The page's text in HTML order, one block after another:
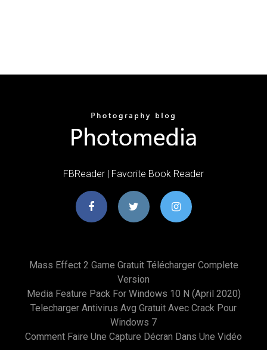
FBReader | Favorite Book Reader
Mass Effect 2 Game Gratuit Télécharger Complete
Version
Media Feature Pack For Windows 10 N (april 2020)
Telecharger Antivirus Avg Gratuit Avec Crack Pour
Windows 7
Comment Faire Une Capture Décran Dans Une Vidéo